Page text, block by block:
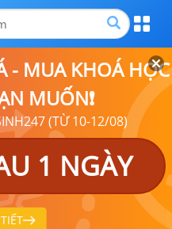
- MUA KHOÁ HỌC
MUỐN❗
(TỪ 10-12/08)
1 NGÀY